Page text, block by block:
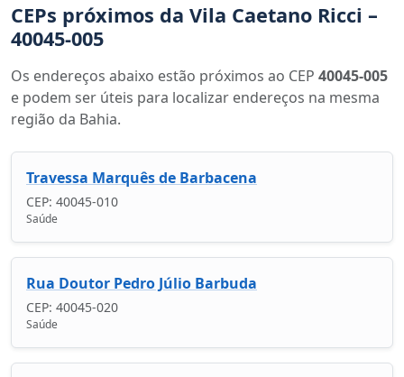
CEPs próximos da Vila Caetano Ricci –
40045-005
Os endereços abaixo estão próximos ao CEP 40045-005
e podem ser úteis para localizar endereços na mesma
região da Bahia.
Travessa Marquês de Barbacena
CEP: 40045-010
Saúde
Rua Doutor Pedro Júlio Barbuda
CEP: 40045-020
Saúde